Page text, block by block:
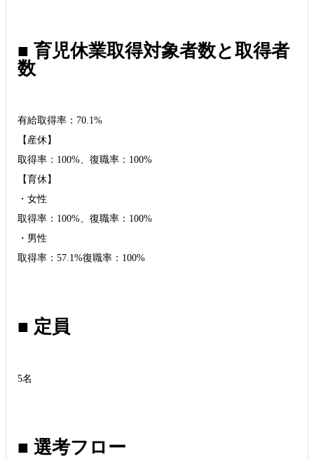
■ 育児休業取得対象者数と取得者
数
有給取得率：70.1%
【産休】
取得率：100%、復職率：100%
【育休】
・女性
取得率：100%、復職率：100%
・男性
取得率：57.1%復職率：100%
■ 定員
5名
■ 選考フロー